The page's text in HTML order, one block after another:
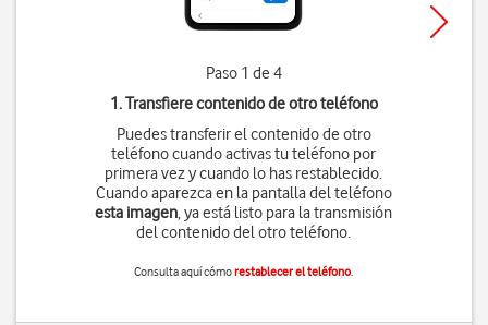
Paso 1 de 4
1. Transfiere contenido de otro teléfono
Puedes transferir el contenido de otro
teléfono cuando activas tu teléfono por
primera vez y cuando lo has restablecido.
Cuando aparezca en la pantalla del teléfono
esta imagen, ya está listo para la transmisión
del contenido del otro teléfono.
Consulta aquí cómorestablecer el teléfono.